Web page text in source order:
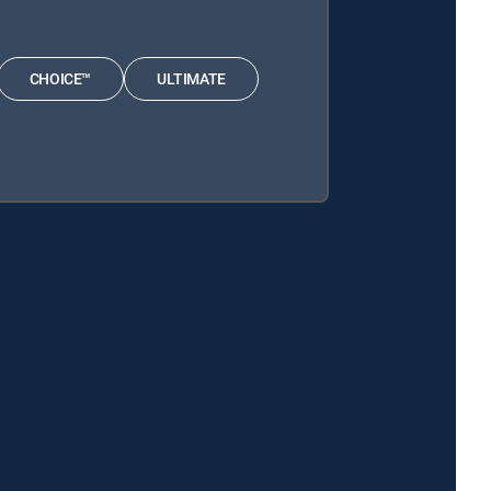
CHOICE™ ULTIMATE